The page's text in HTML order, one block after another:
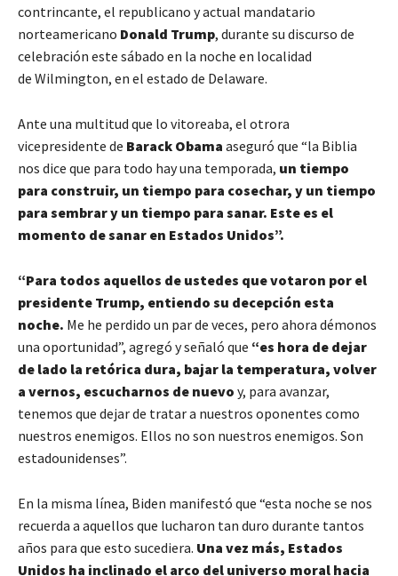
contrincante, el republicano y actual mandatario
norteamericano Donald Trump, durante su discurso de
celebración este sábado en la noche en localidad
de Wilmington, en el estado de Delaware.
Ante una multitud que lo vitoreaba, el otrora
vicepresidente de Barack Obama aseguró que “la Biblia
nos dice que para todo hay una temporada, un tiempo
para construir, un tiempo para cosechar, y un tiempo
para sembrar y un tiempo para sanar. Este es el
momento de sanar en Estados Unidos”.
“Para todos aquellos de ustedes que votaron por el
presidente Trump, entiendo su decepción esta
noche. Me he perdido un par de veces, pero ahora démonos
una oportunidad”, agregó y señaló que “es hora de dejar
de lado la retórica dura, bajar la temperatura, volver
a vernos, escucharnos de nuevo y, para avanzar,
tenemos que dejar de tratar a nuestros oponentes como
nuestros enemigos. Ellos no son nuestros enemigos. Son
estadounidenses”.
En la misma línea, Biden manifestó que “esta noche se nos
recuerda a aquellos que lucharon tan duro durante tantos
años para que esto sucediera. Una vez más, Estados
Unidos ha inclinado el arco del universo moral hacia